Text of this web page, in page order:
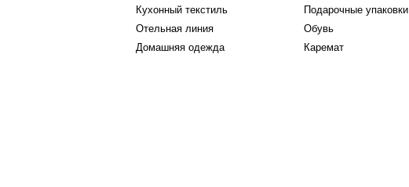
Кухонный текстиль
Отельная линия
Домашняя одежда
Подарочные упаковки
Обувь
Каремат